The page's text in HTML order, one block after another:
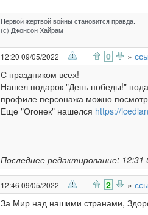
Первой жертвой войны становится правда.
(с) Джонсон Хайрам
12:20 09/05/2022 0 »
С праздником всех!
Нашел подарок "День победы!"
профиле персонажа можно
Еще "Огонек" нашелся https://
Последнее редактирование: 12:31
12:46 09/05/2022 2 »
За Мир над нашими странами,